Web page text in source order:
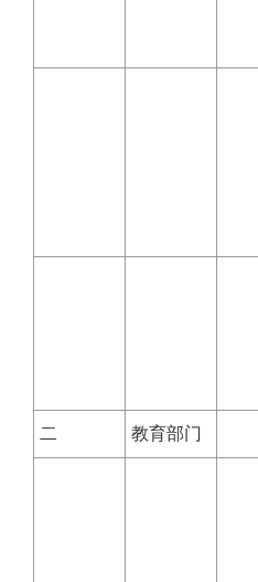
二 教育部门